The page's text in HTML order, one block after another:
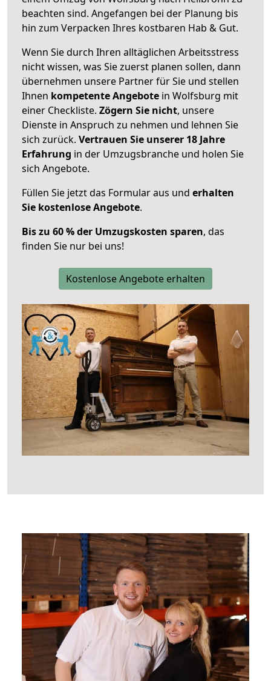
beachten sind. Angefangen bei der Planung bis
hin zum Verpacken Ihres kostbaren Hab & Gut.
Wenn Sie durch Ihren alltäglichen Arbeitsstress
nicht wissen, was Sie zuerst planen sollen, dann
übernehmen unsere Partner für Sie und stellen
Ihnen kompetente Angebote in Wolfsburg mit
einer Checkliste. Zögern Sie nicht, unsere
Dienste in Anspruch zu nehmen und lehnen Sie
sich zurück. Vertrauen Sie unserer 18 Jahre
Erfahrung in der Umzugsbranche und holen Sie
sich Angebote.
Füllen Sie jetzt das Formular aus und erhalten
Sie kostenlose Angebote.
Bis zu 60 % der Umzugskosten sparen, das
finden Sie nur bei uns!
Kostenlose Angebote erhalten